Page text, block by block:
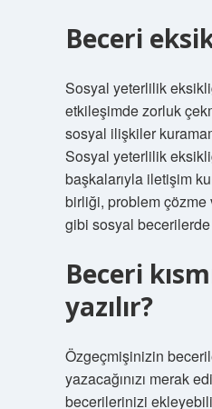
Beceri
Sosyal yeterlilik
etkileşimde zorluk
sosyal ilişkiler
Sosyal yeterlilik
başkalarıyla iletişim
birliği, problem çözme
gibi sosyal
Beceri
yazılır?
Özgeçmişinizin
yazacağınızı merak
becerilerinizi